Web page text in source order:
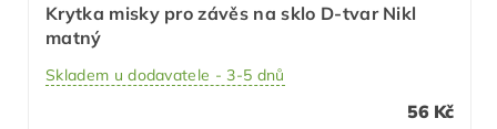
Krytka misky pro závěs na sklo D-tvar Nikl
matný
Skladem u dodavatele - 3-5 dnů
56 Kč